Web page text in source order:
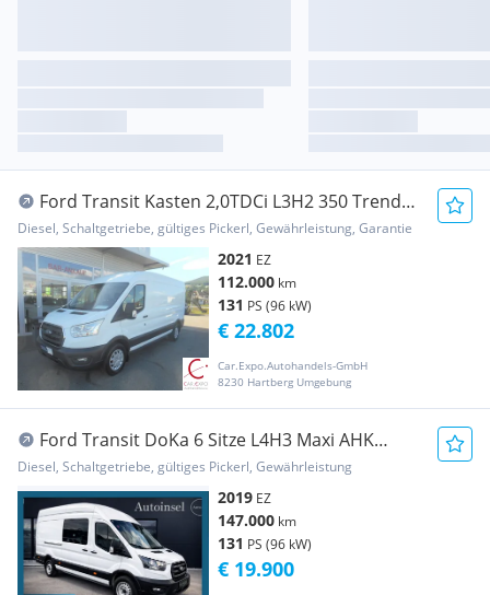
Ford Transit Kasten 2,0TDCi L3H2 350 Trend
Netto 19.... Transporter / Kastenwagen
Diesel, Schaltgetriebe, gültiges Pickerl, Gewährleistung, Garantie
2021 EZ
112.000 km
131 PS (96 kW)
Car.Expo.Autohandels-GmbH
8230 Hartberg Umgebung
€ 22.802
Ford Transit DoKa 6 Sitze L4H3 Maxi AHK
Transporter / Kastenwagen
Diesel, Schaltgetriebe, gültiges Pickerl, Gewährleistung
2019 EZ
147.000 km
131 PS (96 kW)
€ 19.900